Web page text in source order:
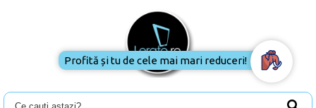
Profită și tu de cele mai mari reduceri!